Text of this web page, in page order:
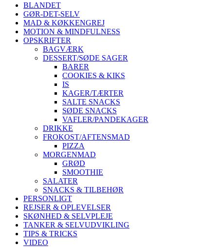
BLANDET
GØR-DET-SELV
MAD & KØKKENGREJ
MOTION & MINDFULNESS
OPSKRIFTER
BAGVÆRK
DESSERT/SØDE SAGER
BARER
COOKIES & KIKS
IS
KAGER/TÆRTER
SALTE SNACKS
SØDE SNACKS
VAFLER/PANDEKAGER
DRIKKE
FROKOST/AFTENSMAD
PIZZA
MORGENMAD
GRØD
SMOOTHIE
SALATER
SNACKS & TILBEHØR
PERSONLIGT
REJSER & OPLEVELSER
SKØNHED & SELVPLEJE
TANKER & SELVUDVIKLING
TIPS & TRICKS
VIDEO